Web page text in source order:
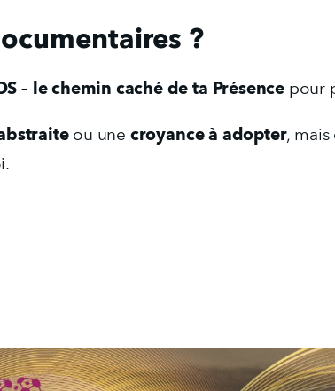
?
– le chemin caché de ta Présence pour
ou une croyance à adopter,